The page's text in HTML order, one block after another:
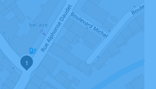
1